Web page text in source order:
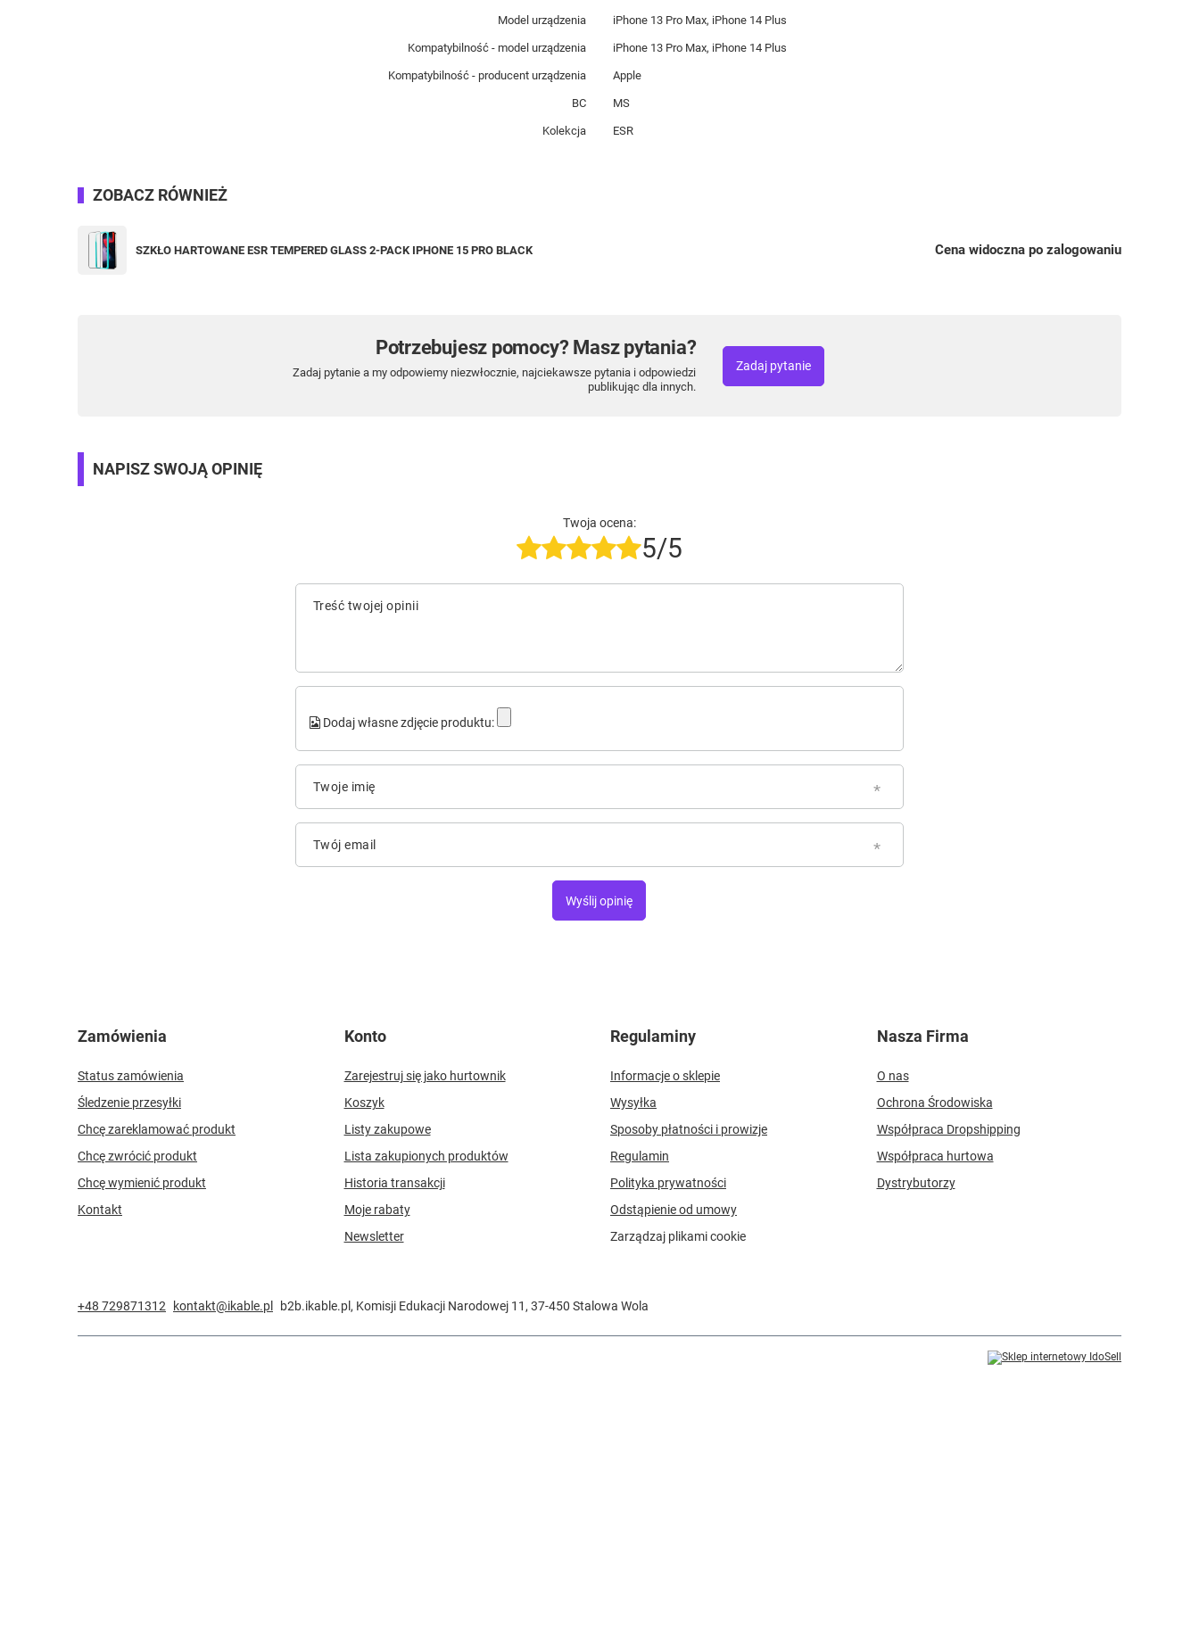
Model urządzenia iPhone 13 Pro Max, iPhone 14 Plus
Kompatybilność - model urządzenia iPhone 13 Pro Max, iPhone 14 Plus
Kompatybilność - producent urządzenia Apple
BC MS
Kolekcja ESR
ZOBACZ RÓWNIEŻ
SZKŁO HARTOWANE ESR TEMPERED GLASS 2-PACK IPHONE 15 PRO BLACK Cena widoczna po zalogowaniu
Potrzebujesz pomocy? Masz pytania?
Zadaj pytanie a my odpowiemy niezwłocznie, najciekawsze pytania i odpowiedzi
publikując dla innych.
Zadaj pytanie
NAPISZ SWOJĄ OPINIĘ
Twoja ocena:
5/5
Treść twojej opinii
Dodaj własne zdjęcie produktu:
Twoje imię
Twój email
Wyślij opinię
Zamówienia
Status zamówienia
Śledzenie przesyłki
Chcę zareklamować produkt
Chcę zwrócić produkt
Chcę wymienić produkt
Kontakt
Konto
Zarejestruj się jako hurtownik
Koszyk
Listy zakupowe
Lista zakupionych produktów
Historia transakcji
Moje rabaty
Newsletter
Regulaminy
Informacje o sklepie
Wysyłka
Sposoby płatności i prowizje
Regulamin
Polityka prywatności
Odstąpienie od umowy
Zarządzaj plikami cookie
Nasza Firma
O nas
Ochrona Środowiska
Współpraca Dropshipping
Współpraca hurtowa
Dystrybutorzy
+48 729871312 kontakt@ikable.pl b2b.ikable.pl , Komisji Edukacji Narodowej 11 , 37-450 Stalowa Wola